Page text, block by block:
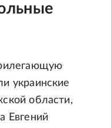
украинские
области,
Евгений